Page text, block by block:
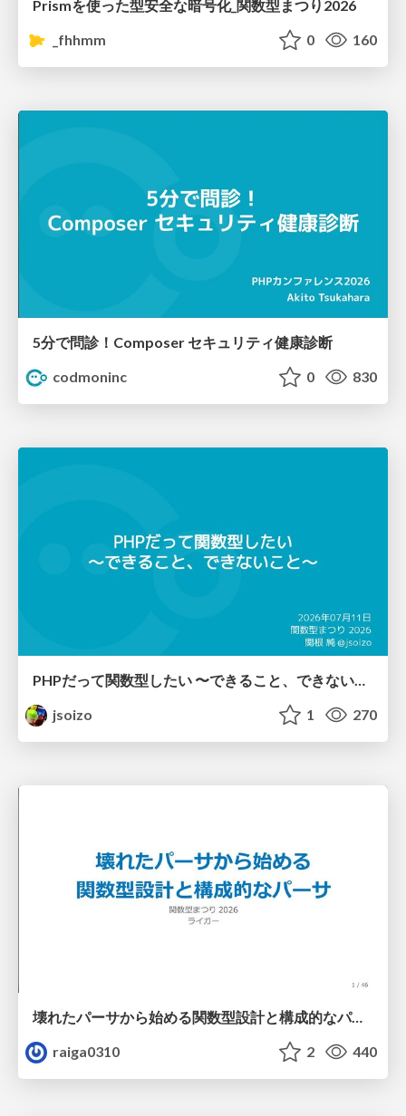
Prismを使った型安全な暗号化_関数型まつり2026
_fhhmm
0 160
5分で問診！Composer セキュリティ健康診断
codmoninc
0 830
jsoizo
1 270
壊れたパーサから始める関数型設計と構成的なパーサ #fp_matsuri
raiga0310
2 440